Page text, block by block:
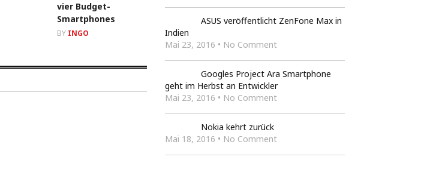
vier Budget-
Smartphones
BY INGO
ASUS veröffentlicht ZenFone Max in
Indien
Mai 23, 2016 • No Comment
Googles Project Ara Smartphone
geht im Herbst an Entwickler
Mai 23, 2016 • No Comment
Nokia kehrt zurück
Mai 18, 2016 • No Comment